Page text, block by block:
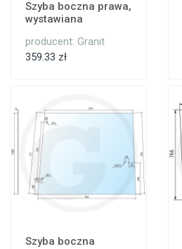
Szyba boczna prawa,
wystawiana
producent: Granit
359.33 zł
Szyba boczna